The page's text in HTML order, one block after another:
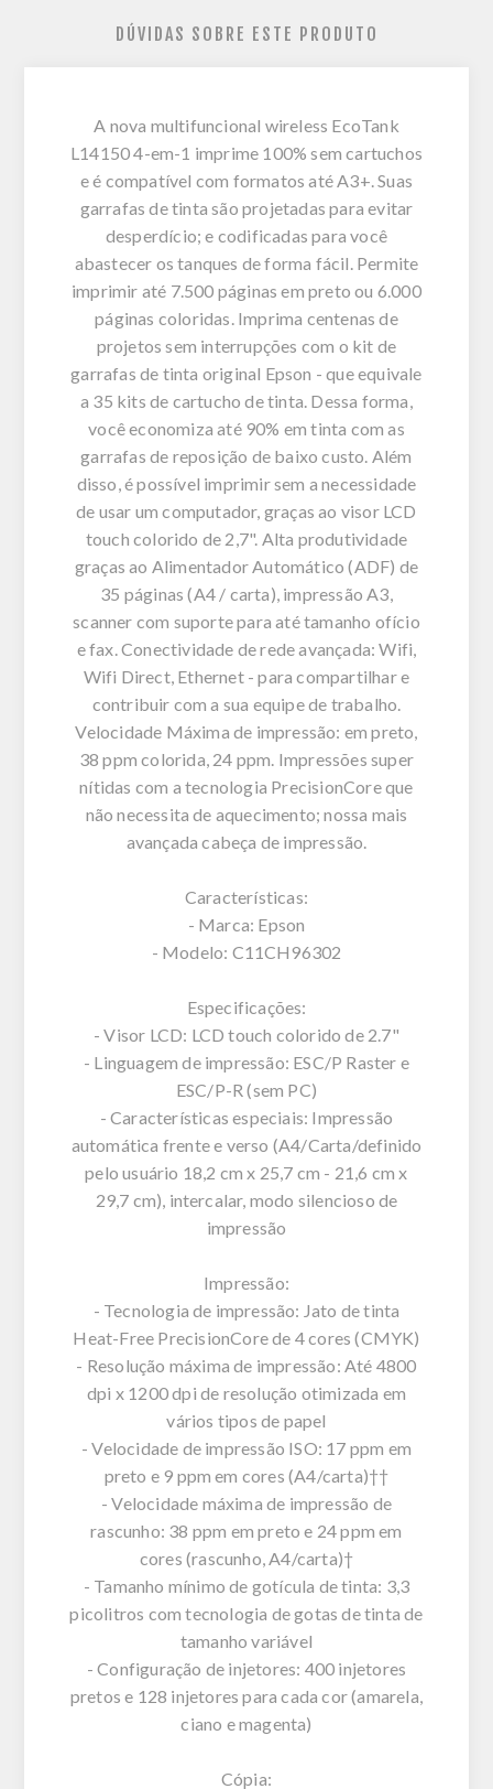
DÚVIDAS SOBRE ESTE PRODUTO
A nova multifuncional wireless EcoTank
L14150 4-em-1 imprime 100% sem cartuchos
e é compatível com formatos até A3+. Suas
garrafas de tinta são projetadas para evitar
desperdício; e codificadas para você
abastecer os tanques de forma fácil. Permite
imprimir até 7.500 páginas em preto ou 6.000
páginas coloridas. Imprima centenas de
projetos sem interrupções com o kit de
garrafas de tinta original Epson - que equivale
a 35 kits de cartucho de tinta. Dessa forma,
você economiza até 90% em tinta com as
garrafas de reposição de baixo custo. Além
disso, é possível imprimir sem a necessidade
de usar um computador, graças ao visor LCD
touch colorido de 2,7". Alta produtividade
graças ao Alimentador Automático (ADF) de
35 páginas (A4 / carta), impressão A3,
scanner com suporte para até tamanho ofício
e fax. Conectividade de rede avançada: Wifi,
Wifi Direct, Ethernet - para compartilhar e
contribuir com a sua equipe de trabalho.
Velocidade Máxima de impressão: em preto,
38 ppm colorida, 24 ppm. Impressões super
nítidas com a tecnologia PrecisionCore que
não necessita de aquecimento; nossa mais
avançada cabeça de impressão.
Características:
- Marca: Epson
- Modelo: C11CH96302
Especificações:
- Visor LCD: LCD touch colorido de 2.7"
- Linguagem de impressão: ESC/P Raster e
ESC/P-R (sem PC)
- Características especiais: Impressão
automática frente e verso (A4/Carta/definido
pelo usuário 18,2 cm x 25,7 cm - 21,6 cm x
29,7 cm), intercalar, modo silencioso de
impressão
Impressão:
- Tecnologia de impressão: Jato de tinta
Heat-Free PrecisionCore de 4 cores (CMYK)
- Resolução máxima de impressão: Até 4800
dpi x 1200 dpi de resolução otimizada em
vários tipos de papel
- Velocidade de impressão ISO: 17 ppm em
preto e 9 ppm em cores (A4/carta)††
- Velocidade máxima de impressão de
rascunho: 38 ppm em preto e 24 ppm em
cores (rascunho, A4/carta)†
- Tamanho mínimo de gotícula de tinta: 3,3
picolitros com tecnologia de gotas de tinta de
tamanho variável
- Configuração de injetores: 400 injetores
pretos e 128 injetores para cada cor (amarela,
ciano e magenta)
Cópia: